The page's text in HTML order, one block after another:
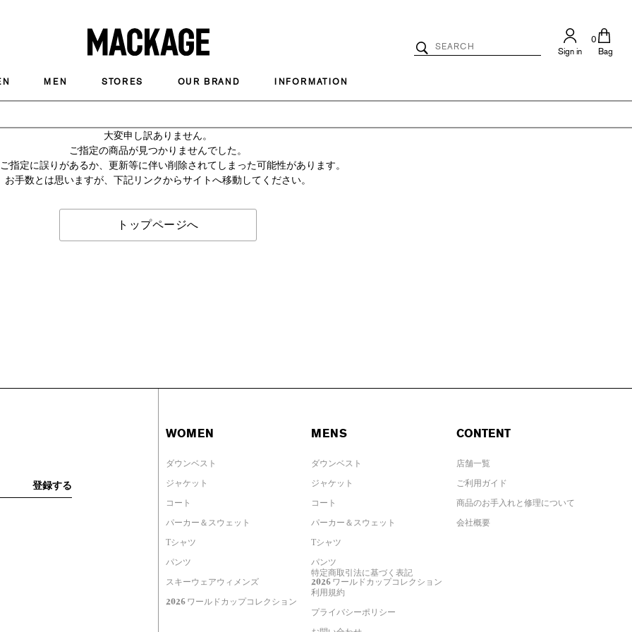
MACKAGE
Bag
0
Sign in
Search
Catalog
MEN STORES OUR BRAND INFORMATION
大変申し訳ありません。
ご指定の商品が見つかりませんでした。
指定に誤りがあるか、更新等に伴い削除されてしまった可能性があります。
お手数とは思いますが、下記リンクからサイトへ移動してください。
トップページへ
WOMEN
ダウンベスト
ジャケット
コート
パーカー＆スウェット
Tシャツ
パンツ
スキーウェアウィメンズ
2026 ワールドカップコレクション
MENS
ダウンベスト
ジャケット
コート
パーカー＆スウェット
Tシャツ
パンツ
2026 ワールドカップコレクション
CONTENT
店舗一覧
ご利用ガイド
商品のお手入れと修理について
会社概要
特定商取引法に基づく表記
利用規約
プライバシーポリシー